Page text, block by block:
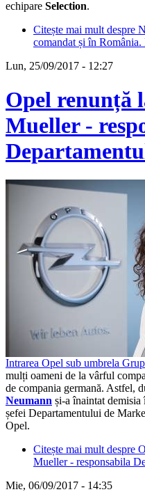
echipare Selection.
Citește mai mult despre
comandat și în
Lun, 25/09/2017 - 12:27
Opel renunță
Mueller -
Intrarea Opel sub umbrela
mulți oameni de la vârful
de compania germană. Astfel,
Neumann și-a înaintat demisia
șefei Departamentului de
Opel.
Citește mai mult despre
Mueller - responsabila
Mie, 06/09/2017 - 14:35